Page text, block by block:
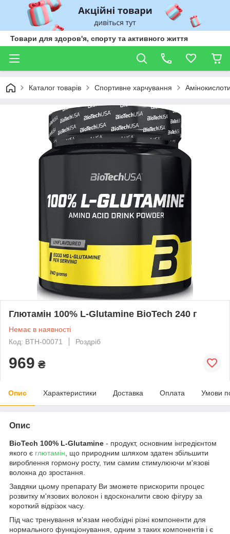
Товари для здоров'я, спорту та активного життя
Каталог товарів Спортивне харчування
Глютамін 100% L-Glutamine BioTech 240 г
Немає в наявності
Код: BTH-00071
Роздріб
969 ₴
Опис Характеристики Доставка Оплата Умови
Опис
BioTech 100% L-Glutamine - продукт, основним інгредієнтом
якого є глютамін , що природним шляхом здатен збільшити
вироблення гормону росту, тим самим стимулюючи м'язові
волокна до зростання.
Завдяки цьому препарату Ви зможете прискорити процес
розвитку м'язових волокон і вдосконалити свою фігуру за
короткий відрізок часу.
Під час тренування м'язам необхідні різні компоненти для
нормального функціонування, одним з таких компонентів і є